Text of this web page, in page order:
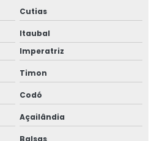
Cutias
Itaubal
Imperatriz
Timon
Codó
Açailândia
Balsas